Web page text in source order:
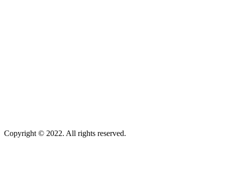
Copyright © 2022. All rights reserved.